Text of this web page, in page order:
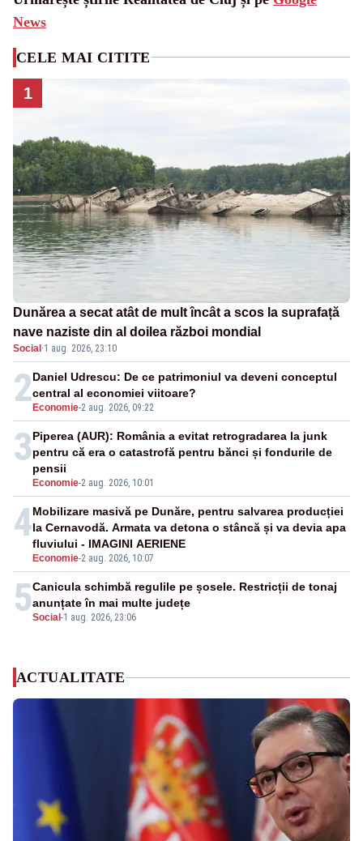
News
CELE MAI CITITE
1
Dunărea a secat atât de mult încât a scos la suprafață
nave naziste din al doilea război mondial
Social ·1 aug. 2026, 23:10
2 Economie-2 aug. 2026, 09:22
Daniel Udrescu: De ce patrimoniul va deveni conceptul
central al economiei viitoare?
3
Economie-2 aug. 2026, 10:01
Piperea (AUR): România a evitat retrogradarea la junk
pentru că era o catastrofă pentru bănci și fondurile de
pensii
4
Economie-2 aug. 2026, 10:07
Mobilizare masivă pe Dunăre, pentru salvarea producției
la Cernavodă. Armata va detona o stâncă și va devia apa
fluviului - IMAGINI AERIENE
5Social -1 aug. 2026, 23:06
Canicula schimbă regulile pe șosele. Restricții de tonaj
anunțate în mai multe județe
ACTUALITATE